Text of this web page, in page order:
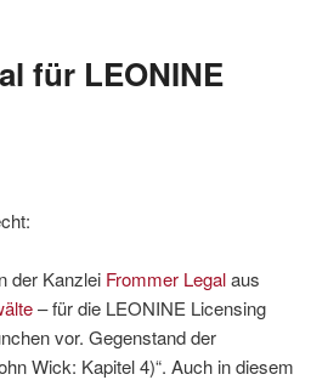
für LEONINE
der Kanzlei Frommer Legalaus
– für die LEONINE Licensing
vor. Gegenstand der
Wick: Kapitel 4)“. Auch in diesem